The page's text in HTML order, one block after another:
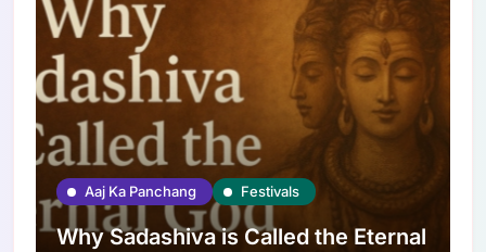
Aaj Ka Panchang Festivals
Why Sadashiva is Called the Eternal